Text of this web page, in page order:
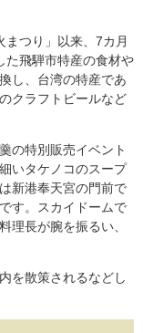
つり」以来、7カ月
た飛騨市特産の食材や
し、台湾の特産であ
クラフトビールなど
の特別販売イベント
いタケノコのスープ
新港奉天宮の門前で
す。スカイドームで
理長が腕を振るい、
を散策されるなどし